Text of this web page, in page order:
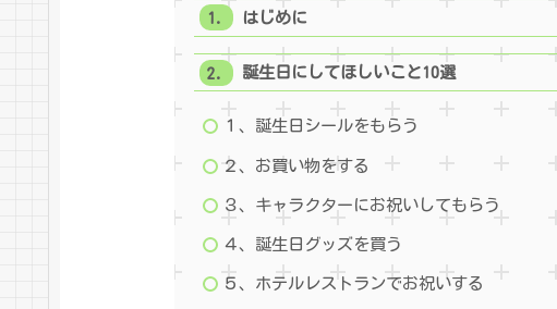
はじめに
誕生日にしてほしいこと10選
１、誕生日シールをもらう
２、お買い物をする
３、キャラクターにお祝いしてもらう
４、誕生日グッズを買う
５、ホテルレストランでお祝いする